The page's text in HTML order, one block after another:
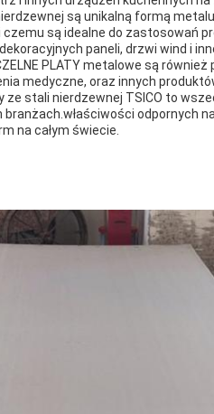
są unikalną formą
czemu są idealne do zastosowań
paneli, drzwi wind i
CZELNE PLATY metalowe są
medyczne, oraz innych
ze stali nierdzewnej TSICO to
odpornych
na całym świecie.